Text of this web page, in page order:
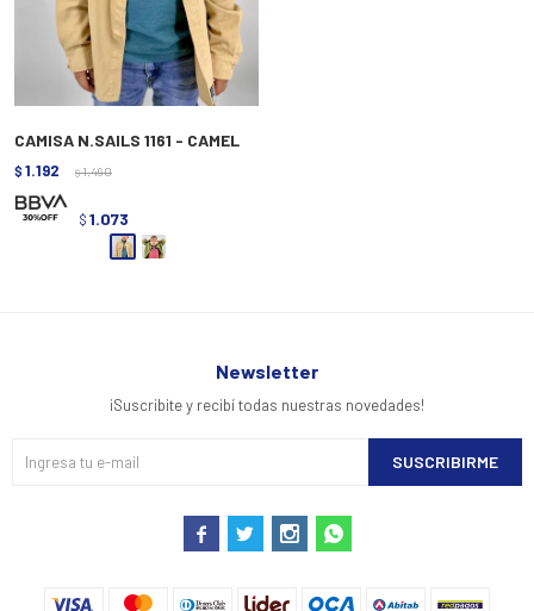
CAMISA N.SAILS 1161 - CAMEL
$ 1.192 $ 1.490
$ 1.073
Newsletter
¡Suscribite y recibí todas nuestras novedades!
SUSCRIBIRME
   